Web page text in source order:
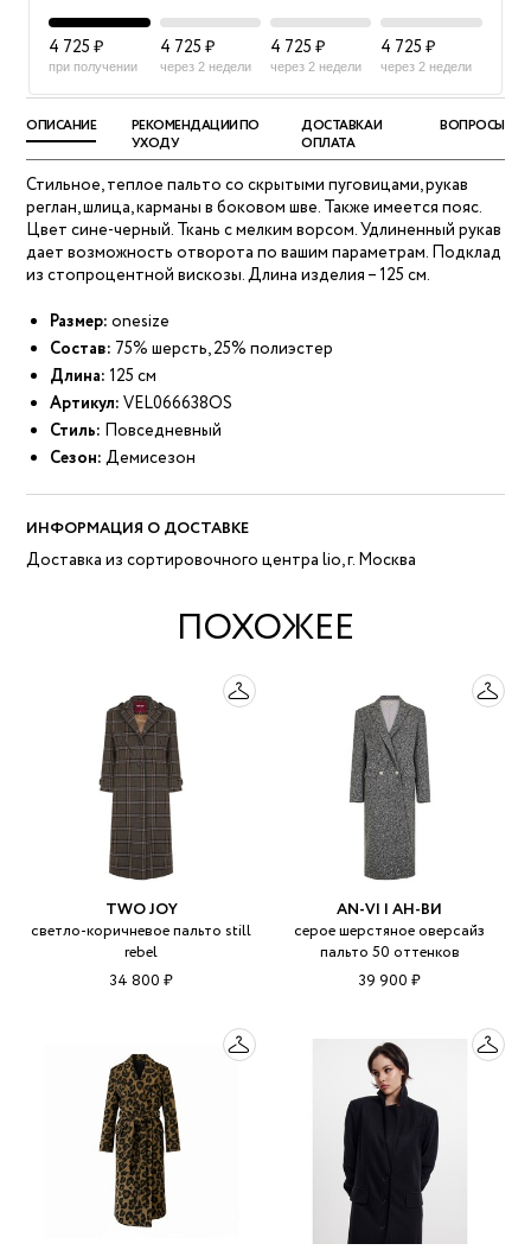
4 725 ₽
при получении
4 725 ₽
через 2 недели
4 725 ₽
через 2 недели
4 725 ₽
через 2 недели
ОПИСАНИЕ
РЕКОМЕНДАЦИИ ПО
УХОДУ
ДОСТАВКА И
ОПЛАТА
ВОПРОСЫ
Стильное, теплое пальто со скрытыми пуговицами, рукав
реглан, шлица, карманы в боковом шве. Также имеется пояс.
Цвет сине-черный. Ткань с мелким ворсом. Удлиненный рукав
дает возможность отворота по вашим параметрам. Подклад
из стопроцентной вискозы. Длина изделия – 125 см.
Размер: onesize
Состав: 75% шерсть, 25% полиэстер
Длина: 125 см
Артикул: VEL066638OS
Стиль: Повседневный
Сезон: Демисезон
ИНФОРМАЦИЯ О ДОСТАВКЕ
Доставка из сортировочного центра lio, г. Москва
ПОХОЖЕЕ
TWO JOY
светло-коричневое пальто still
rebel
34 800 ₽
AN-VI | АН-ВИ
серое шерстяное оверсайз
пальто 50 оттенков
39 900 ₽